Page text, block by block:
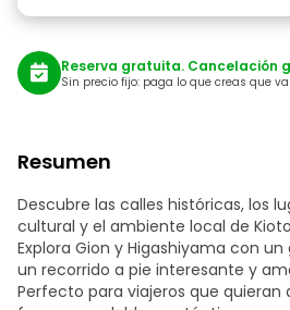
Reserva gratuita. Cancelación
Sin precio fijo: paga lo que creas que
Resumen
Descubre las calles históricas, los
cultural y el ambiente local de
Explora Gion y Higashiyama con
un recorrido a pie interesante y
Perfecto para viajeros que quieran